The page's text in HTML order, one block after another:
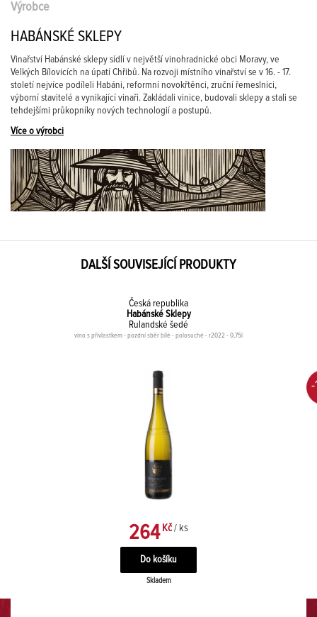
Výrobce
HABÁNSKÉ SKLEPY
Vinařství Habánské sklepy sídlí v největší vinohradnické obci Moravy, ve
Velkých Bílovicích na úpatí Chřibů. Na rozvoji místního vinařství se v 16. - 17.
století nejvíce podíleli Habáni, reformní novokřtěnci, zruční řemeslníci,
výborní stavitelé a vynikající vinaři. Zakládali vinice, budovali sklepy a stali se
tehdejšími průkopníky nových technologií a postupů.
Více o výrobci
DALŠÍ SOUVISEJÍCÍ PRODUKTY
Česká republika
Habánské Sklepy
Rulandské šedé
víno s přívlastkem - pozdní sběr bílé - polosuché - r2022 - 0,75l
264 Kč / ks
Skladem
-